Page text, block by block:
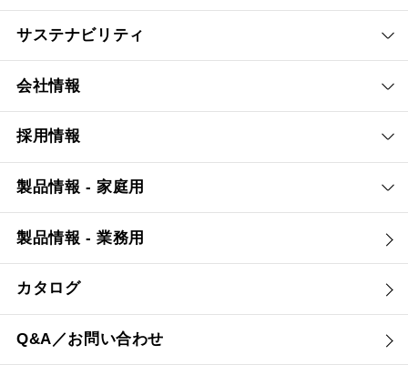
サステナビリティ
会社情報
採用情報
製品情報 - 家庭用
製品情報 - 業務用
カタログ
Q&A／お問い合わせ